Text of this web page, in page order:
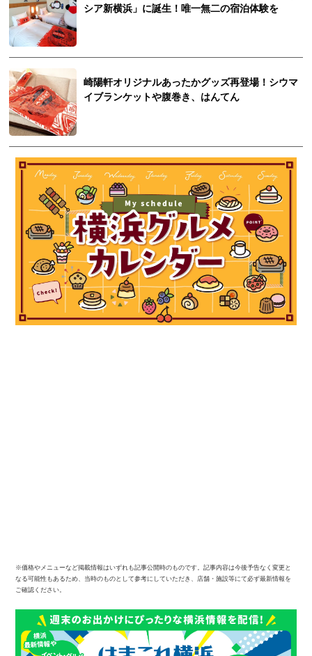
シア新横浜」に誕生！唯一無二の宿泊体験を
崎陽軒オリジナルあったかグッズ再登場！シウマ
イブランケットや腹巻き、はんてん
※価格やメニューなど掲載情報はいずれも記事公開時のものです。記事内容は今後予告なく変更と
なる可能性もあるため、当時のものとして参考にしていただき、店舗・施設等にて必ず最新情報を
ご確認ください。